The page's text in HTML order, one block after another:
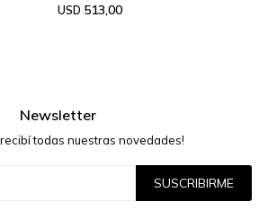
USD 513,00
Newsletter
recibí todas nuestras novedades!
SUSCRIBIRME